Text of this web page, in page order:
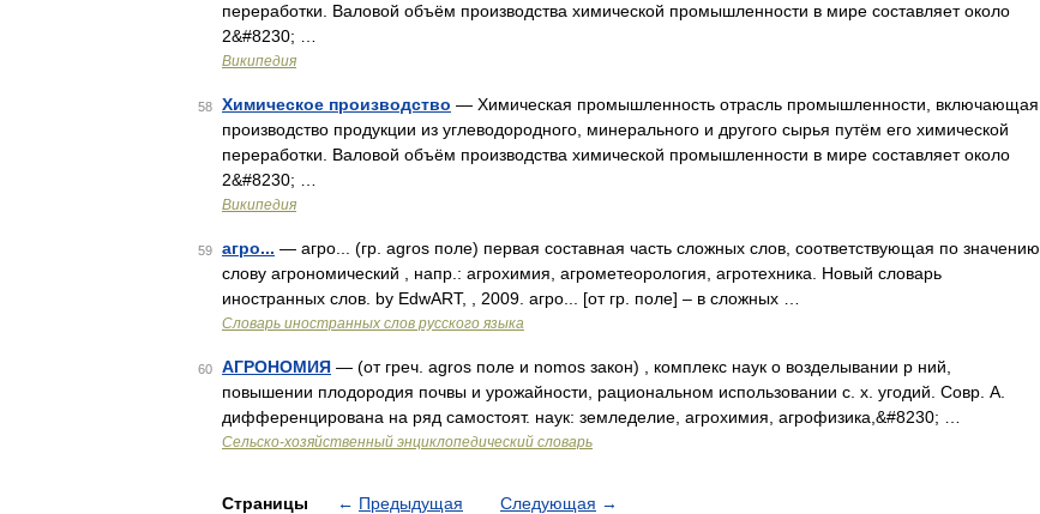
переработки. Валовой объём производства химической промышленности в мире составляет около
2&#8230; …
Википедия
58 Химическое производство — Химическая промышленность отрасль промышленности, включающая
производство продукции из углеводородного, минерального и другого сырья путём его химической
переработки. Валовой объём производства химической промышленности в мире составляет около
2&#8230; …
Википедия
59 агро... — агро... (гр. agros поле) первая составная часть сложных слов, соответствующая по значению
слову агрономический , напр.: агрохимия, агрометеорология, агротехника. Новый словарь
иностранных слов. by EdwART, , 2009. агро... [от гр. поле] – в сложных …
Словарь иностранных слов русского языка
60 АГРОНОМИЯ — (от греч. agros поле и nomos закон) , комплекс наук о возделывании р ний,
повышении плодородия почвы и урожайности, рациональном использовании с. х. угодий. Совр. А.
дифференцирована на ряд самостоят. наук: земледелие, агрохимия, агрофизика,&#8230; …
Сельско-хозяйственный энциклопедический словарь
Страницы ← Предыдущая Следующая →